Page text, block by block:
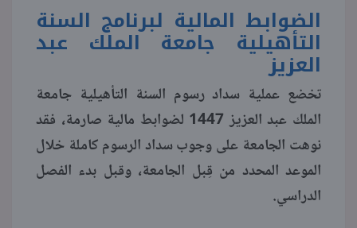
الضوابط المالية لبرنامج السنة
التأهيلية جامعة الملك عبد
العزيز
تخضع عملية سداد رسوم السنة التأهيلية جامعة
الملك عبد العزيز 1447 لضوابط مالية صارمة، فقد
نوهت الجامعة على وجوب سداد الرسوم كاملة خلال
الموعد المحدد من قِبل الجامعة، وقبل بدء الفصل
الدراسي.